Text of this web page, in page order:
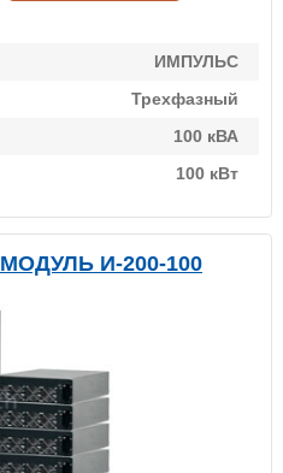
ИМПУЛЬС
Трехфазный
100 кВА
100 кВт
И-200-100